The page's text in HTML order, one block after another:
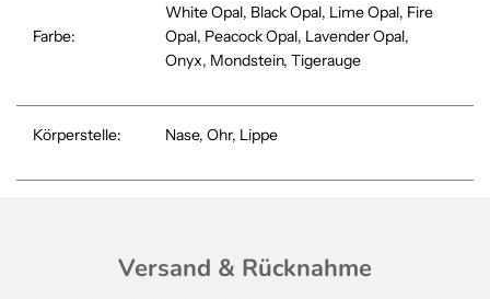
Farbe:
White Opal, Black Opal, Lime Opal, Fire
Opal, Peacock Opal, Lavender Opal,
Onyx, Mondstein, Tigerauge
Körperstelle: Nase, Ohr, Lippe
Versand & Rücknahme